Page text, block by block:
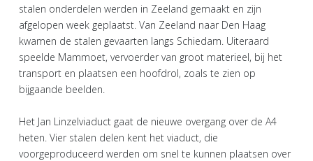
stalen onderdelen werden in Zeeland gemaakt en zijn
afgelopen week geplaatst. Van Zeeland naar Den Haag
kwamen de stalen gevaarten langs Schiedam. Uiteraard
speelde Mammoet, vervoerder van groot materieel, bij het
transport en plaatsen een hoofdrol, zoals te zien op
bijgaande beelden.
Het Jan Linzelviaduct gaat de nieuwe overgang over de A4
heten. Vier stalen delen kent het viaduct, die
voorgeproduceerd werden om snel te kunnen plaatsen over